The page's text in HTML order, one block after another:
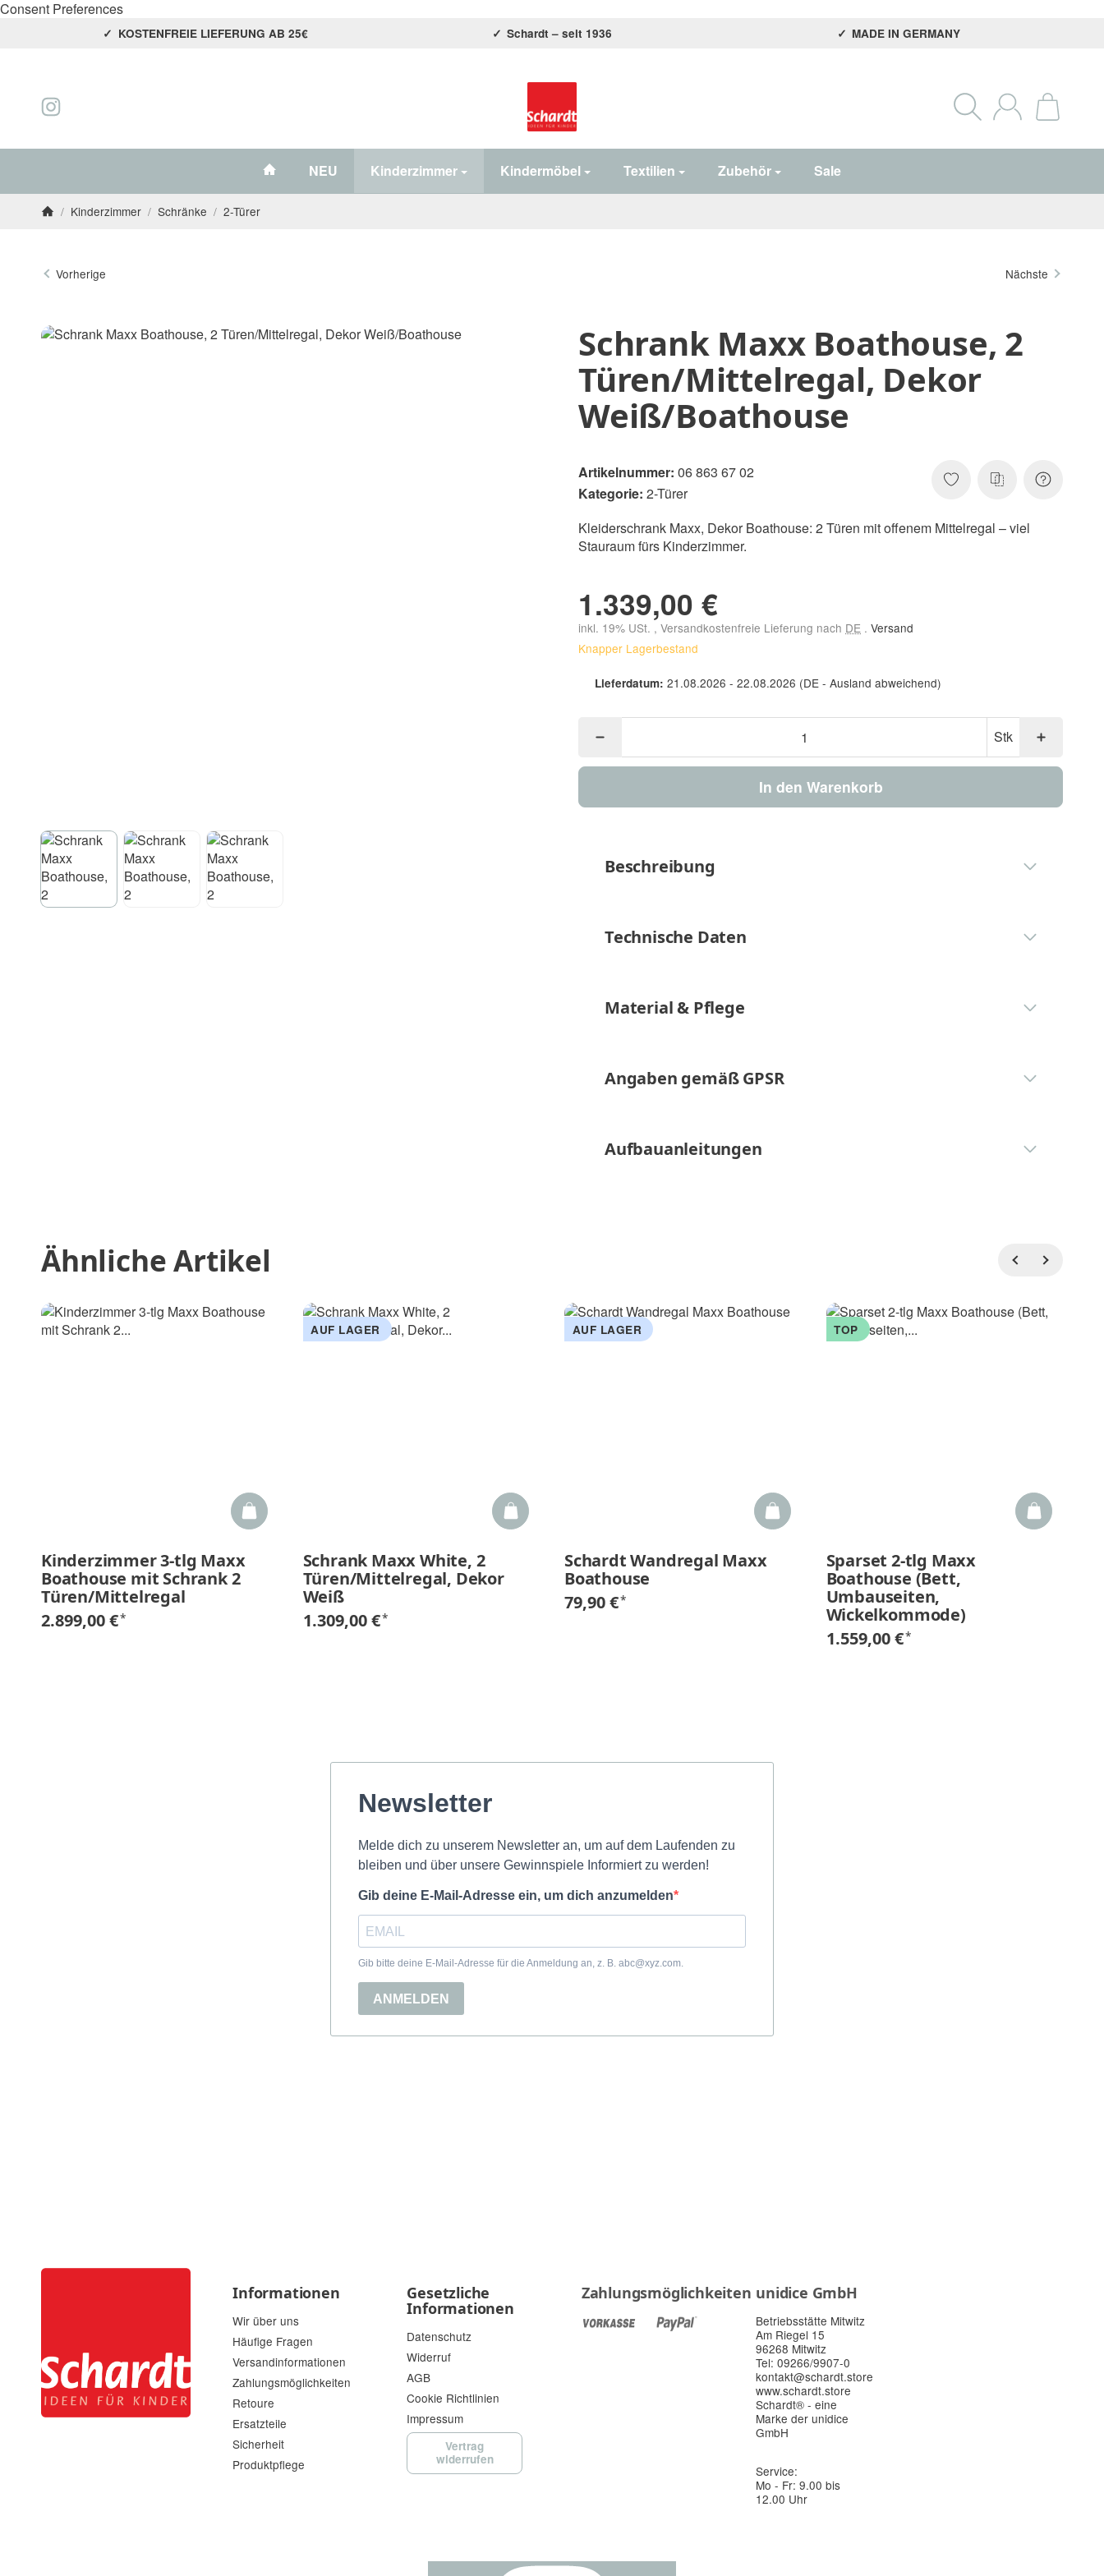
Consent Preferences
KOSTENFREIE LIEFERUNG AB 25€ Schardt – seit 1936 MADE IN GERMANY
#custom.linkHome#
NEU Kinderzimmer Kindermöbel Textilien Zubehör Sale
/ Kinderzimmer / Schränke / 2-Türer
Vorherige Nächste
Schrank Maxx Boathouse, 2
Türen/Mittelregal, Dekor
Weiß/Boathouse
Artikelnummer: 06 863 67 02
Kategorie: 2-Türer
Kleiderschrank Maxx, Dekor Boathouse: 2 Türen mit offenem Mittelregal – viel
Stauraum fürs Kinderzimmer.
1.339,00 €
inkl. 19% USt. , Versandkostenfreie Lieferung nach DE . Versand
Knapper Lagerbestand
Lieferdatum: 21.08.2026 - 22.08.2026 (DE - Ausland abweichend)
Stk
In den Warenkorb
Beschreibung
Technische Daten
Material & Pflege
Angaben gemäß GPSR
Aufbauanleitungen
Ähnliche Artikel
Kinderzimmer 3-tlg Maxx
Boathouse mit Schrank 2
Türen/Mittelregal
2.899,00 €*
AUF LAGER
Schrank Maxx White, 2
Türen/Mittelregal, Dekor
Weiß
1.309,00 €*
AUF LAGER
Schardt Wandregal Maxx
Boathouse
79,90 €*
TOP
Sparset 2-tlg Maxx
Boathouse (Bett,
Umbauseiten,
Wickelkommode)
1.559,00 €*
Informationen
Wir über uns
Häufige Fragen
Versandinformationen
Zahlungsmöglichkeiten
Retoure
Ersatzteile
Sicherheit
Produktpflege
Gesetzliche
Informationen
Datenschutz
Widerruf
AGB
Cookie Richtlinien
Impressum
Vertrag
widerrufen
Zahlungsmöglichkeiten unidice GmbH
Betriebsstätte Mitwitz
Am Riegel 15
96268 Mitwitz
Tel: 09266/9907-0
kontakt@schardt.store
www.schardt.store
Schardt® - eine
Marke der unidice
GmbH
Service:
Mo - Fr: 9.00 bis
12.00 Uhr